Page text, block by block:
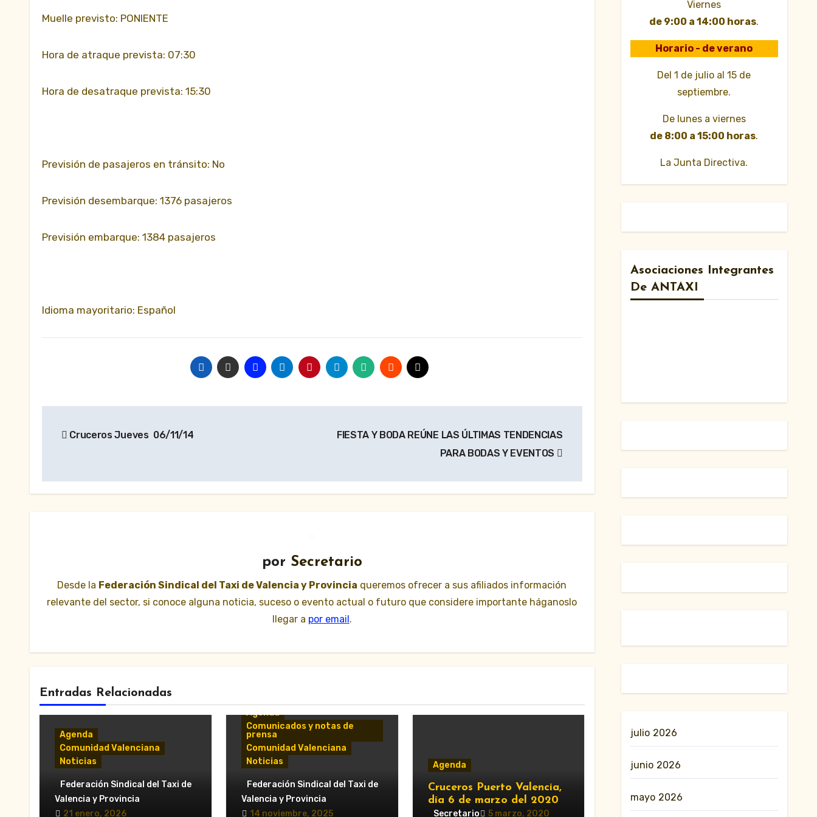
Muelle previsto: PONIENTE
Hora de atraque prevista: 07:30
Hora de desatraque prevista: 15:30
Previsión de pasajeros en tránsito: No
Previsión desembarque: 1376 pasajeros
Previsión embarque: 1384 pasajeros
Idioma mayoritario: Español
de Cruceros Jueves 06/11/14
FIESTA Y BODA REÚNE LAS ÚLTIMAS TENDENCIAS
PARA BODAS Y EVENTOS
por Secretario
Desde la Federación Sindical del Taxi de Valencia y Provincia queremos ofrecer a sus afiliados información
relevante del sector, si conoce alguna noticia, suceso o evento actual o futuro que considere importante háganoslo
llegar a por email.
Entradas Relacionadas
Agenda
Comunidad Valenciana
Noticias
«Feria Valencia presenta
su calendario de eventos
para 2026 con más de un
Federación Sindical del Taxi de
Valencia y Provincia
21 enero, 2026
Agenda
Comunicados y notas de
prensa
Comunidad Valenciana
Noticias
«Refuerzo del servicio de
taxi para el Gran Premio
de Cheste 2025: horarios y
Federación Sindical del Taxi de
Valencia y Provincia
14 noviembre, 2025
Agenda
Cruceros Puerto Valencia,
día 6 de marzo del 2020
Secretario 5 marzo, 2020
Viernes
de 9:00 a 14:00 horas.
Horario - de verano
Del 1 de julio al 15 de
septiembre.
De lunes a viernes
de 8:00 a 15:00 horas.
La Junta Directiva.
Asociaciones Integrantes
De ANTAXI
julio 2026
junio 2026
mayo 2026